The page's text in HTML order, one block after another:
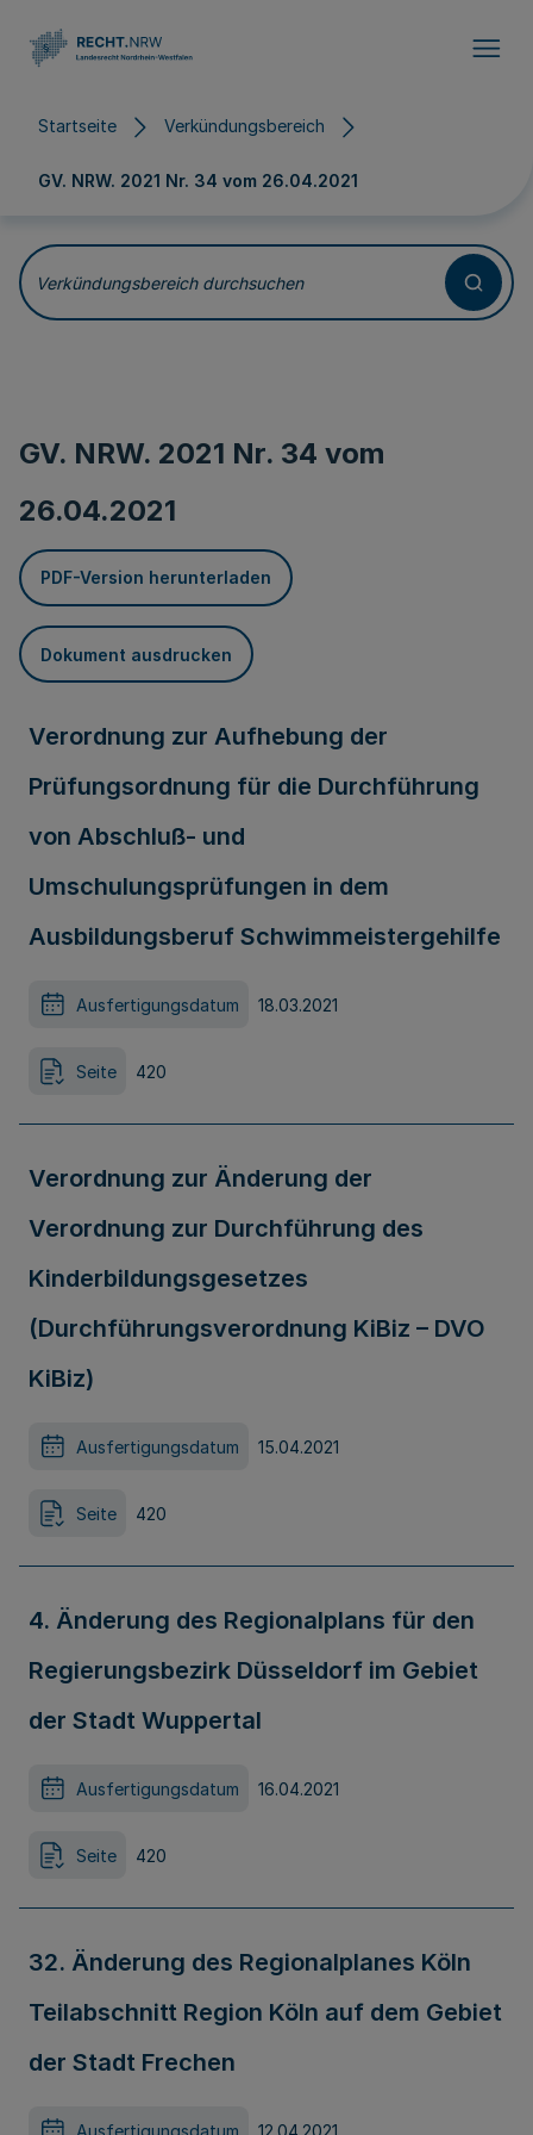
Startseite Verkündungsbereich
GV. NRW. 2021 Nr. 34 vom 26.04.2021
Verkündungsbereich durchsuchen
GV. NRW. 2021 Nr. 34 vom
26.04.2021
PDF-Version herunterladen
Dokument ausdrucken
Verordnung zur Aufhebung der
Prüfungsordnung für die Durchführung
von Abschluß- und
Umschulungsprüfungen in dem
Ausbildungsberuf Schwimmeistergehilfe
Ausfertigungsdatum 18.03.2021
Seite 420
Verordnung zur Änderung der
Verordnung zur Durchführung des
Kinderbildungsgesetzes
(Durchführungsverordnung KiBiz – DVO
KiBiz)
Ausfertigungsdatum 15.04.2021
Seite 420
4. Änderung des Regionalplans für den
Regierungsbezirk Düsseldorf im Gebiet
der Stadt Wuppertal
Ausfertigungsdatum 16.04.2021
Seite 420
32. Änderung des Regionalplanes Köln
Teilabschnitt Region Köln auf dem Gebiet
der Stadt Frechen
Ausfertigungsdatum 12.04.2021